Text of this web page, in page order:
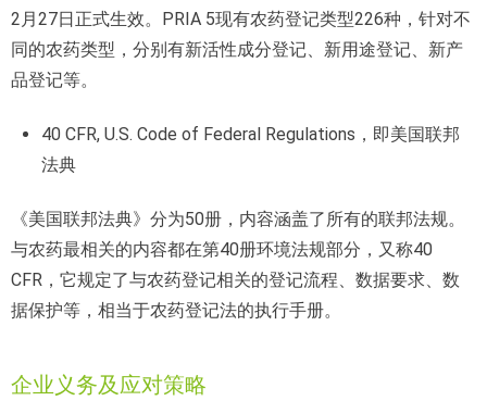
2月27日正式生效。PRIA 5现有农药登记类型226种，针对不
同的农药类型，分别有新活性成分登记、新用途登记、新产
品登记等。
40 CFR, U.S. Code of Federal Regulations，即美国联邦
法典
《美国联邦法典》分为50册，内容涵盖了所有的联邦法规。
与农药最相关的内容都在第40册环境法规部分，又称40
CFR，它规定了与农药登记相关的登记流程、数据要求、数
据保护等，相当于农药登记法的执行手册。
企业义务及应对策略